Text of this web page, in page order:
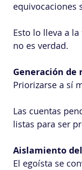
equivocaciones
Esto lo lleva a
no es verdad.
Generación
Priorizarse a sí
Las cuentas
listas para ser
Aislamiento
El egoísta se